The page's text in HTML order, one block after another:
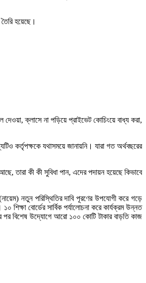
হয়েছে।
দেওয়া, ক্লাসে না পড়িয়ে প্রাইভেট কোচিংয়ে বাধ্য করা,
কর্তৃপক্ষকে যথাসময়ে জানায়নি। যারা গত অর্থবছরের
তারা কী কী সুবিধা পান, এদের পদায়ন হয়েছে কিভাবে
নতুন পরিস্থিতির দাবি পূরণের উপযোগী করে গড়ে
বোর্ডের সার্বিক পর্যালোচনা করে কার্যক্রম উন্নত
পর বিশেষ উদ্যোগে আরো ১০০ কোটি টাকার বাড়তি কাজ